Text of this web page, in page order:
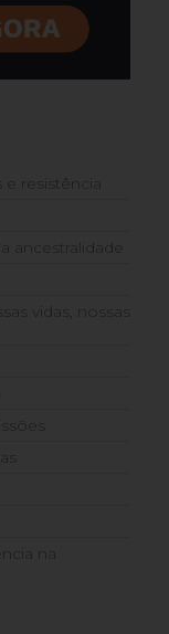
e resistência
ancestralidade
vidas, nossas
na